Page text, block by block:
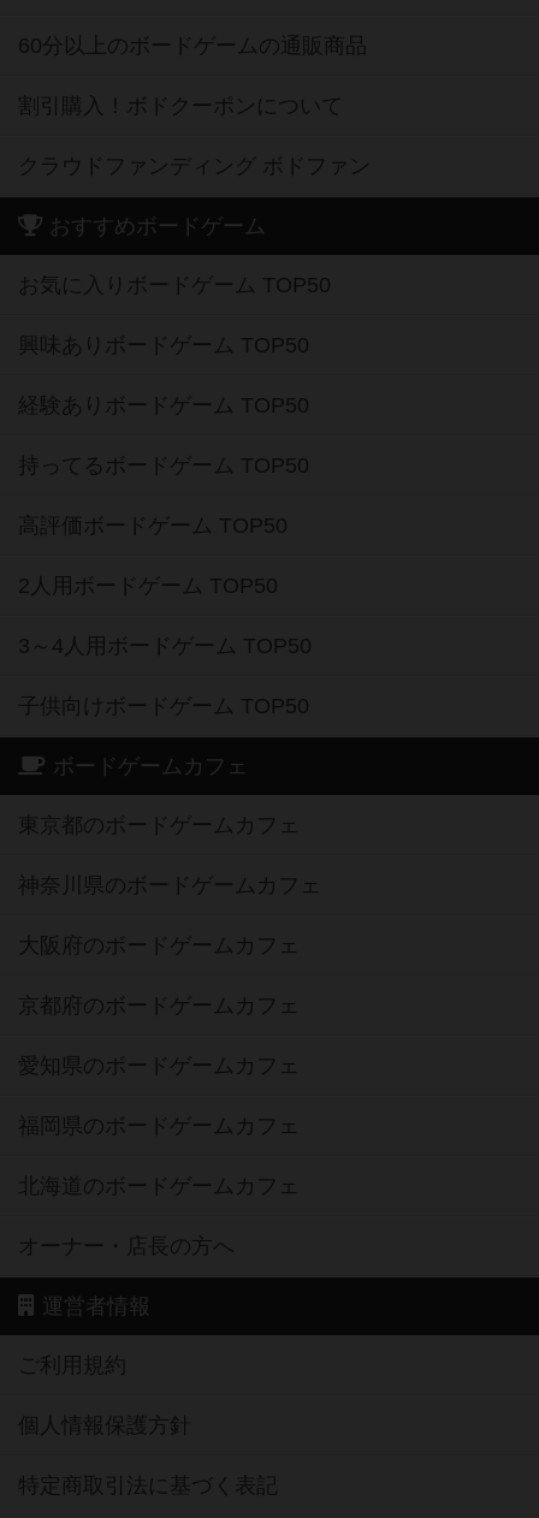
60分以上のボードゲームの通販商品
割引購入！ボドクーポンについて
クラウドファンディング ボドファン
おすすめボードゲーム
お気に入りボードゲーム TOP50
興味ありボードゲーム TOP50
経験ありボードゲーム TOP50
持ってるボードゲーム TOP50
高評価ボードゲーム TOP50
2人用ボードゲーム TOP50
3～4人用ボードゲーム TOP50
子供向けボードゲーム TOP50
ボードゲームカフェ
東京都のボードゲームカフェ
神奈川県のボードゲームカフェ
大阪府のボードゲームカフェ
京都府のボードゲームカフェ
愛知県のボードゲームカフェ
福岡県のボードゲームカフェ
北海道のボードゲームカフェ
オーナー・店長の方へ
運営者情報
ご利用規約
個人情報保護方針
特定商取引法に基づく表記